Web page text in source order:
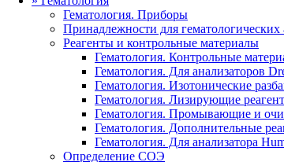
Гематология. Приборы
Принадлежности для гематологических
Реагенты и контрольные материалы
Гематология. Контрольные
Гематология. Для анализаторов
Гематология. Изотонические
Гематология. Лизирующие
Гематология. Промывающие и
Гематология. Дополнительные
Гематология. Для анализатора
Определение СОЭ